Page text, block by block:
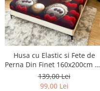
Husa cu Elastic si Fete de
Perna Din Finet 160x200cm 5D
- Ursuletul Indragostit
139,00 Lei
99,00 Lei